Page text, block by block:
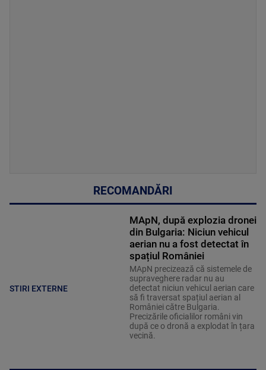
RECOMANDĂRI
STIRI EXTERNE
MApN, după explozia dronei
din Bulgaria: Niciun vehicul
aerian nu a fost detectat în
spațiul României
MApN precizează că sistemele de
supraveghere radar nu au
detectat niciun vehicul aerian care
să fi traversat spațiul aerian al
României către Bulgaria.
Precizările oficialilor români vin
după ce o dronă a explodat în țara
vecină.